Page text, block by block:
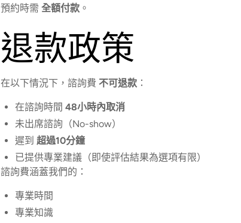
預約時需 全額付款 。
退款政策
在以下情況下，諮詢費 不可退款 ：
在諮詢時間 48小時內取消
未出席諮詢（No-show）
遲到 超過10分鐘
已提供專業建議（即使評估結果為選項有限）
諮詢費涵蓋我們的：
專業時間
專業知識